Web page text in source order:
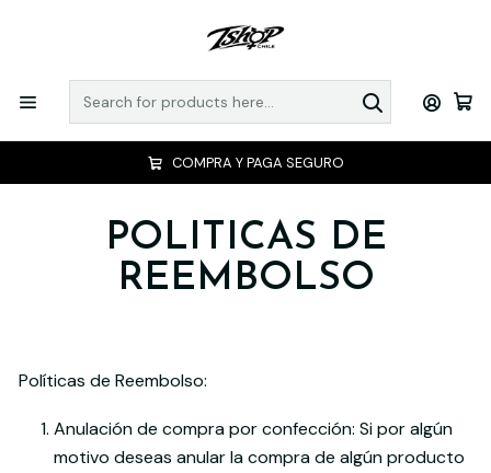
COMPRA Y PAGA SEGURO
POLITICAS DE
REEMBOLSO
Políticas de Reembolso:
Anulación de compra por confección: Si por algún
motivo deseas anular la compra de algún producto